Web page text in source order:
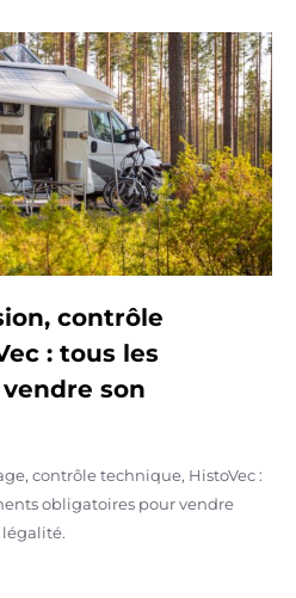
contrôle
: tous les
son
contrôle technique, HistoVec :
obligatoires pour vendre